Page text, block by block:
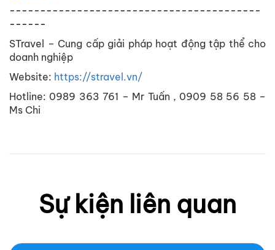
-----------------------------------------
------
STravel – Cung cấp giải pháp hoạt động tập thể cho
doanh nghiệp
Website: https://stravel.vn/
Hotline: 0989 363 761 – Mr Tuấn , 0909 58 56 58 –
Ms Chi
Sự kiện liên quan